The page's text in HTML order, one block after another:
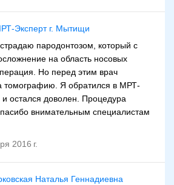
Эксперт г. Мытищи
пародонтозом, который с
на область носовых
Но перед этим врач
томографию. Я обратился в МРТ-
остался доволен. Процедура
внимательным специалистам
2016 г.
Наталья Геннадиевна